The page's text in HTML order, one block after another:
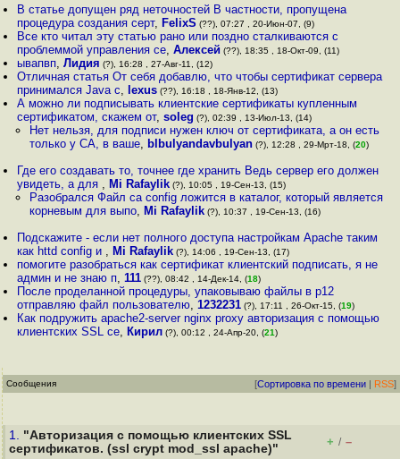
В статье допущен ряд неточностей В частности, пропущена
процедура создания серт, FelixS (??), 07:27 , 20-Июн-07, (9)
Все кто читал эту статью рано или поздно сталкиваются с
проблеммой управления се,Алексей (??), 18:35 , 18-Окт-09, (11)
ывапвп,Лидия (?), 16:28 , 27-Авг-11, (12)
Отличная статья От себя добавлю, что чтобы сертификат сервера
принимался Java с, lexus (??), 16:18 , 18-Янв-12, (13)
А можно ли подписывать клиентские сертификаты купленным
сертификатом, скажем от,soleg (?), 02:39 , 13-Июл-13, (14)
Нет нельзя, для подписи нужен ключ от сертификата, а он есть
только у CA, в ваше, blbulyandavbulyan(?), 12:28 , 29-Мрт-18, (20)
Где его создавать то, точнее где хранить Ведь сервер его должен
увидеть, а для , Mi Rafaylik (?), 10:05 , 19-Сен-13, (15)
Разобрался Файл ca config ложится в каталог, который является
корневым для выпо, Mi Rafaylik(?), 10:37 , 19-Сен-13, (16)
Подскажите - если нет полного доступа настройкам Apache таким
как httd config и , Mi Rafaylik (?), 14:06 , 19-Сен-13, (17)
помогите разобраться как сертификат клиентский подписать, я не
админ и не знаю п,111 (??), 08:42 , 14-Дек-14, (18)
После проделанной процедуры, упаковываю файлы в p12
отправляю файл пользователю,1232231 (?), 17:11 , 26-Окт-15, (19)
Как подружить apache2-server nginx proxy авторизация с помощью
клиентских SSL се, Кирил (?), 00:12 , 24-Апр-20, (21)
Сообщения [Сортировка по времени | RSS]
1. "Авторизация с помощью клиентских SSL
сертификатов. (ssl crypt mod_ssl apache)"
+ / –